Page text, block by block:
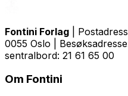
Fontini Forlag |
0055 Oslo |
sentralbord: 21 61 65 00
Om Fontini